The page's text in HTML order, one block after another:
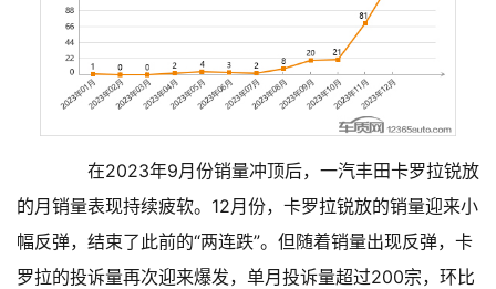
在2023年9月份销量冲顶后，一汽丰田卡罗拉锐放
的月销量表现持续疲软。12月份，卡罗拉锐放的销量迎来小
幅反弹，结束了此前的“两连跌”。但随着销量出现反弹，卡
罗拉的投诉量再次迎来爆发，单月投诉量超过200宗，环比